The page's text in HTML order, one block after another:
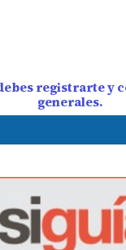
registrarte y
generales.